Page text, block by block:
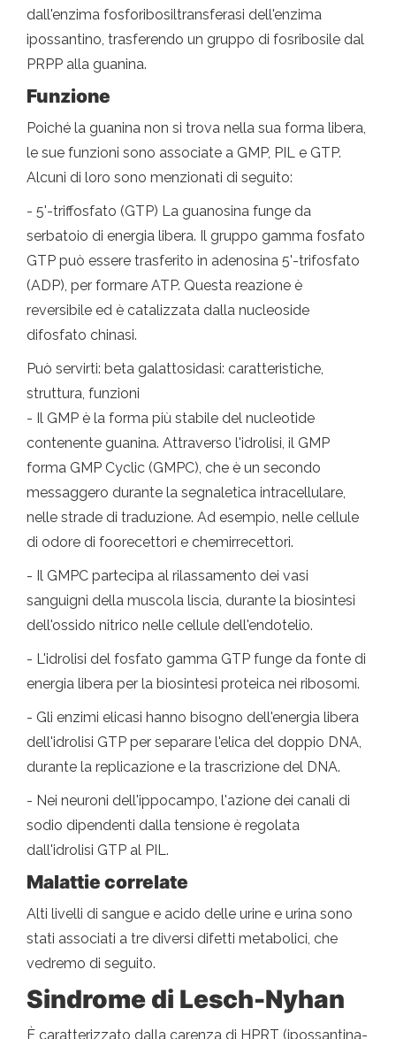
dall'enzima fosforibosiltransferasi dell'enzima
ipossantino, trasferendo un gruppo di fosribosile dal
PRPP alla guanina.
Funzione
Poiché la guanina non si trova nella sua forma libera,
le sue funzioni sono associate a GMP, PIL e GTP.
Alcuni di loro sono menzionati di seguito:
- 5'-triffosfato (GTP) La guanosina funge da
serbatoio di energia libera. Il gruppo gamma fosfato
GTP può essere trasferito in adenosina 5'-trifosfato
(ADP), per formare ATP. Questa reazione è
reversibile ed è catalizzata dalla nucleoside
difosfato chinasi.
Può servirti: beta galattosidasi: caratteristiche,
struttura, funzioni
- Il GMP è la forma più stabile del nucleotide
contenente guanina. Attraverso l'idrolisi, il GMP
forma GMP Cyclic (GMPC), che è un secondo
messaggero durante la segnaletica intracellulare,
nelle strade di traduzione. Ad esempio, nelle cellule
di odore di foorecettori e chemirrecettori.
- Il GMPC partecipa al rilassamento dei vasi
sanguigni della muscola liscia, durante la biosintesi
dell'ossido nitrico nelle cellule dell'endotelio.
- L'idrolisi del fosfato gamma GTP funge da fonte di
energia libera per la biosintesi proteica nei ribosomi.
- Gli enzimi elicasi hanno bisogno dell'energia libera
dell'idrolisi GTP per separare l'elica del doppio DNA,
durante la replicazione e la trascrizione del DNA.
- Nei neuroni dell'ippocampo, l'azione dei canali di
sodio dipendenti dalla tensione è regolata
dall'idrolisi GTP al PIL.
Malattie correlate
Alti livelli di sangue e acido delle urine e urina sono
stati associati a tre diversi difetti metabolici, che
vedremo di seguito.
Sindrome di Lesch-Nyhan
È caratterizzato dalla carenza di HPRT (ipossantina-